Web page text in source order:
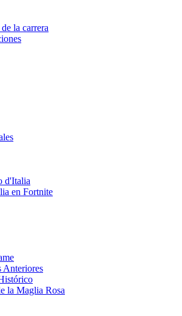
la carrera
d'Italia
en Fortnite
Anteriores
la Maglia Rosa